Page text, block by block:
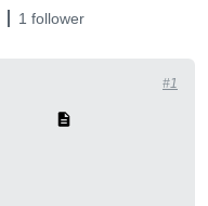
1 follower
#1